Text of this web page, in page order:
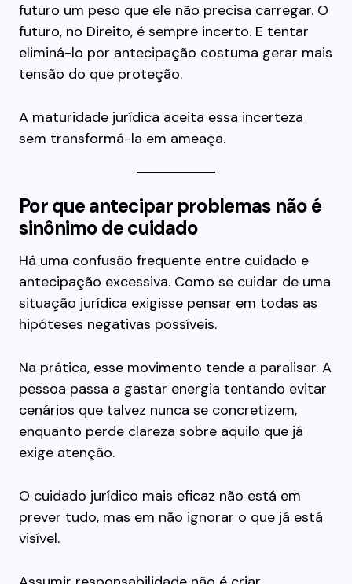
futuro um peso que ele não precisa carregar. O
futuro, no Direito, é sempre incerto. E tentar
eliminá-lo por antecipação costuma gerar mais
tensão do que proteção.
A maturidade jurídica aceita essa incerteza
sem transformá-la em ameaça.
Por que antecipar problemas não é
sinônimo de cuidado
Há uma confusão frequente entre cuidado e
antecipação excessiva. Como se cuidar de uma
situação jurídica exigisse pensar em todas as
hipóteses negativas possíveis.
Na prática, esse movimento tende a paralisar. A
pessoa passa a gastar energia tentando evitar
cenários que talvez nunca se concretizem,
enquanto perde clareza sobre aquilo que já
exige atenção.
O cuidado jurídico mais eficaz não está em
prever tudo, mas em não ignorar o que já está
visível.